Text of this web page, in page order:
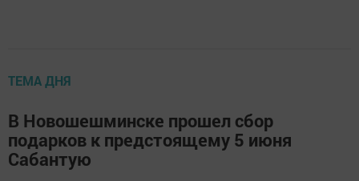
ТЕМА ДНЯ
В Новошешминске прошел сбор
подарков к предстоящему 5 июня
Сабантую